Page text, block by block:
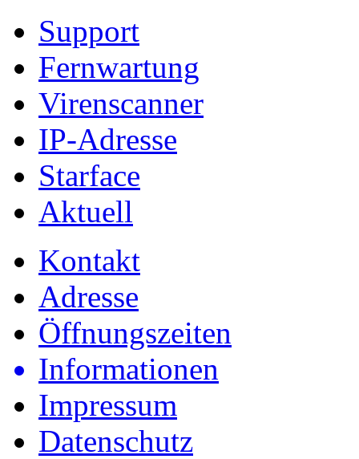
Support
Fernwartung
Virenscanner
IP-Adresse
Starface
Aktuell
Kontakt
Adresse
Öffnungszeiten
Informationen
Impressum
Datenschutz